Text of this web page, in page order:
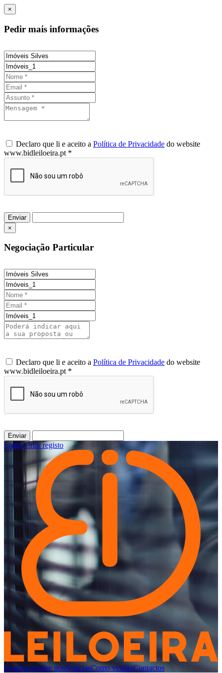
×
Pedir mais informações
Declaro que li e aceito a Política de Privacidade do website
www.bidleiloeira.pt *
Enviar
×
Negociação Particular
Declaro que li e aceito a Política de Privacidade do website
www.bidleiloeira.pt *
Enviar
Login/Criar registo
NegóciosSobre nósNotíciasComo venderContactos